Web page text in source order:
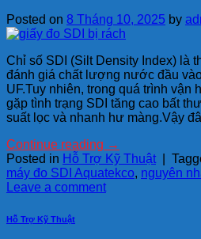
Posted on 8 Tháng 10, 2025 by
Chỉ số SDI (Silt Density Index) là
đánh giá chất lượng nước đầu
UF.Tuy nhiên, trong quá trình vận
gặp tình trạng SDI tăng cao bất
suất lọc và nhanh hư màng.Vậy
Continue reading →
Posted in Hỗ Trợ Kỹ Thuật
máy đo SDI Aquatekco, nguyên
Leave a comment
Hỗ Trợ Kỹ Thuật